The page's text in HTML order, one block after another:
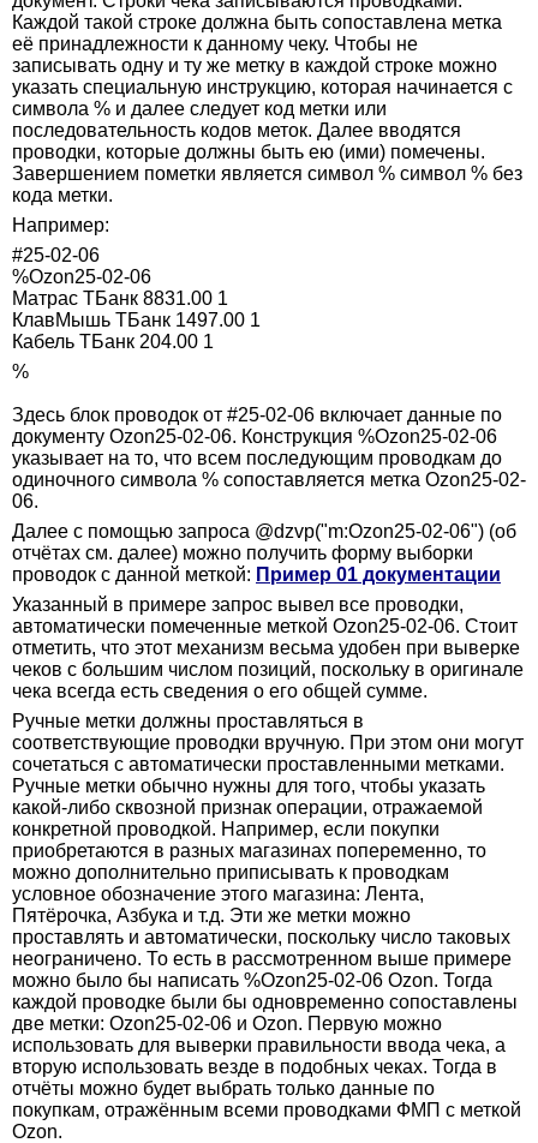
Каждой такой строке должна быть сопоставлена метка
её принадлежности к данному чеку. Чтобы не
записывать одну и ту же метку в каждой строке можно
указать специальную инструкцию, которая начинается с
символа % и далее следует код метки или
последовательность кодов меток. Далее вводятся
проводки, которые должны быть ею (ими) помечены.
Завершением пометки является символ % символ % без
кода метки.
Например:
#25-02-06
%Ozon25-02-06
Матрас ТБанк 8831.00 1
КлавМышь ТБанк 1497.00 1
Кабель ТБанк 204.00 1
%
Здесь блок проводок от #25-02-06 включает данные по
документу Ozon25-02-06. Конструкция %Ozon25-02-06
указывает на то, что всем последующим проводкам до
одиночного символа % сопоставляется метка Ozon25-02-
06.
Далее с помощью запроса @dzvp("m:Ozon25-02-06") (об
отчётах см. далее) можно получить форму выборки
проводок с данной меткой: Пример 01 документации
Указанный в примере запрос вывел все проводки,
автоматически помеченные меткой Ozon25-02-06. Стоит
отметить, что этот механизм весьма удобен при выверке
чеков с большим числом позиций, поскольку в оригинале
чека всегда есть сведения о его общей сумме.
Ручные метки должны проставляться в
соответствующие проводки вручную. При этом они могут
сочетаться с автоматически проставленными метками.
Ручные метки обычно нужны для того, чтобы указать
какой-либо сквозной признак операции, отражаемой
конкретной проводкой. Например, если покупки
приобретаются в разных магазинах попеременно, то
можно дополнительно приписывать к проводкам
условное обозначение этого магазина: Лента,
Пятёрочка, Азбука и т.д. Эти же метки можно
проставлять и автоматически, поскольку число таковых
неограничено. То есть в рассмотренном выше примере
можно было бы написать %Ozon25-02-06 Ozon. Тогда
каждой проводке были бы одновременно сопоставлены
две метки: Ozon25-02-06 и Ozon. Первую можно
использовать для выверки правильности ввода чека, а
вторую использовать везде в подобных чеках. Тогда в
отчёты можно будет выбрать только данные по
покупкам, отражённым всеми проводками ФМП с меткой
Ozon.